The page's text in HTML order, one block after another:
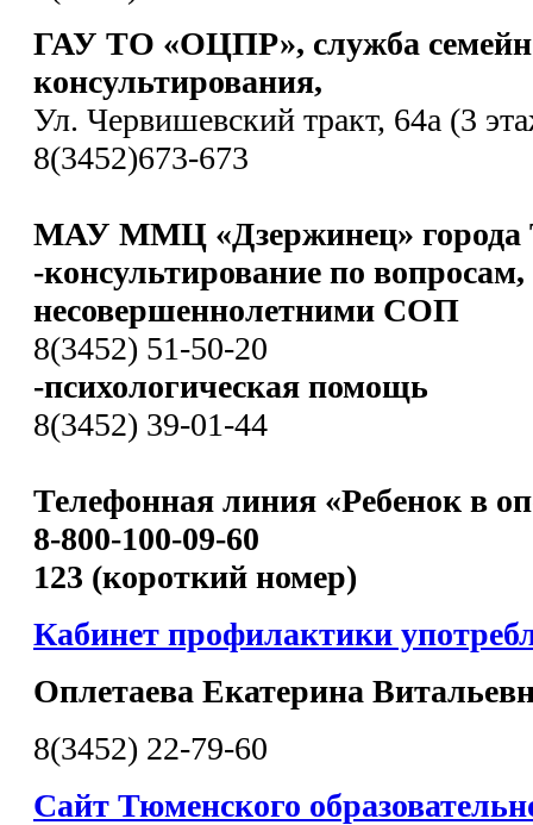
ГАУ ТО «ОЦПР», служба
консультирования,
Ул. Червишевский тракт, 64а (3
8(3452)673-673
МАУ ММЦ «Дзержинец» города
-консультирование по
несовершеннолетними СОП
8(3452) 51-50-20
-психологическая помощь
8(3452) 39-01-44
Телефонная линия «Ребенок в
8-800-100-09-60
123 (короткий номер)
Кабинет профилактики
Оплетаева Екатерина
8(3452) 22-79-60
Сайт Тюменского